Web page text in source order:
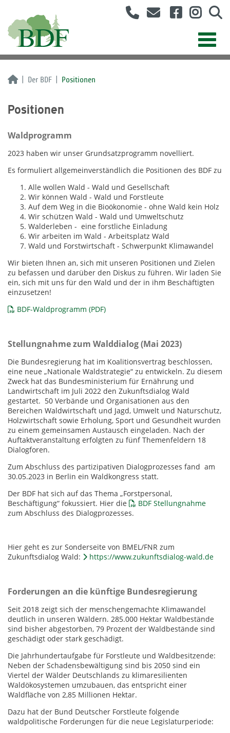
Der BDF Positionen
Positionen
Waldprogramm
2023 haben wir unser Grundsatzprogramm novelliert.
Es formuliert allgemeinverständlich die Positionen des BDF zu
Alle wollen Wald - Wald und Gesellschaft
Wir können Wald - Wald und Forstleute
Auf dem Weg in die Bioökonomie - ohne Wald kein Holz
Wir schützen Wald - Wald und Umweltschutz
Walderleben - eine forstliche Einladung
Wir arbeiten im Wald - Arbeitsplatz Wald
Wald und Forstwirtschaft - Schwerpunkt Klimawandel
Wir bieten Ihnen an, sich mit unseren Positionen und Zielen
zu befassen und darüber den Diskus zu führen. Wir laden Sie
ein, sich mit uns für den Wald und der in ihm Beschäftigten
einzusetzen!
BDF-Waldprogramm (PDF)
Stellungnahme zum Walddialog (Mai 2023)
Die Bundesregierung hat im Koalitionsvertrag beschlossen,
eine neue „Nationale Waldstrategie“ zu entwickeln. Zu diesem
Zweck hat das Bundesministerium für Ernährung und
Landwirtschaft im Juli 2022 den Zukunftsdialog Wald
gestartet. 50 Verbände und Organisationen aus den
Bereichen Waldwirtschaft und Jagd, Umwelt und Naturschutz,
Holzwirtschaft sowie Erholung, Sport und Gesundheit wurden
zu einem gemeinsamen Austausch eingeladen. Nach der
Auftaktveranstaltung erfolgten zu fünf Themenfeldern 18
Dialogforen.
Zum Abschluss des partizipativen Dialogprozesses fand am
30.05.2023 in Berlin ein Waldkongress statt.
Der BDF hat sich auf das Thema „Forstpersonal,
Beschäftigung“ fokussiert. Hier die
BDF Stellungnahme
zum Abschluss des Dialogprozesses.
Hier geht es zur Sonderseite von BMEL/FNR zum
Zukunftsdialog Wald:
https://www.zukunftsdialog-wald.de
Forderungen an die künftige Bundesregierung
Seit 2018 zeigt sich der menschengemachte Klimawandel
deutlich in unseren Wäldern. 285.000 Hektar Waldbestände
sind bisher abgestorben, 79 Prozent der Waldbestände sind
geschädigt oder stark geschädigt.
Die Jahrhundertaufgabe für Forstleute und Waldbesitzende:
Neben der Schadensbewältigung sind bis 2050 sind ein
Viertel der Wälder Deutschlands zu klimaresilienten
Waldökosystemen umzubauen, das entspricht einer
Waldfläche von 2,85 Millionen Hektar.
Dazu hat der Bund Deutscher Forstleute folgende
waldpolitische Forderungen für die neue Legislaturperiode: